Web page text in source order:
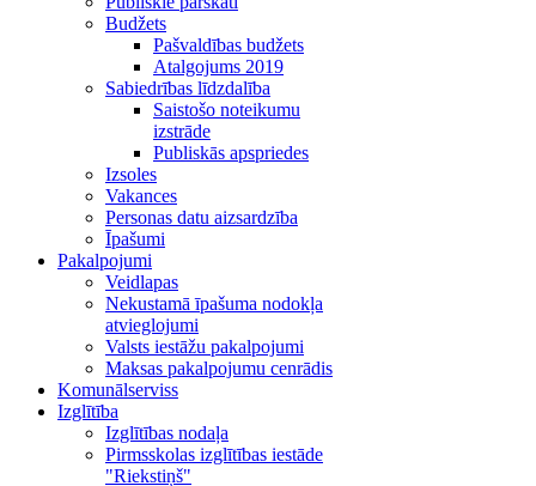
Budžets
Pašvaldības budžets
Atalgojums 2019
Sabiedrības līdzdalība
Saistošo noteikumu
izstrāde
Publiskās apspriedes
Izsoles
Vakances
Personas datu aizsardzība
Īpašumi
Pakalpojumi
Veidlapas
Nekustamā īpašuma nodokļa
atvieglojumi
Valsts iestāžu pakalpojumi
Maksas pakalpojumu cenrādis
Komunālserviss
Izglītība
Izglītības nodaļa
Pirmsskolas izglītības iestāde
"Riekstiņš"